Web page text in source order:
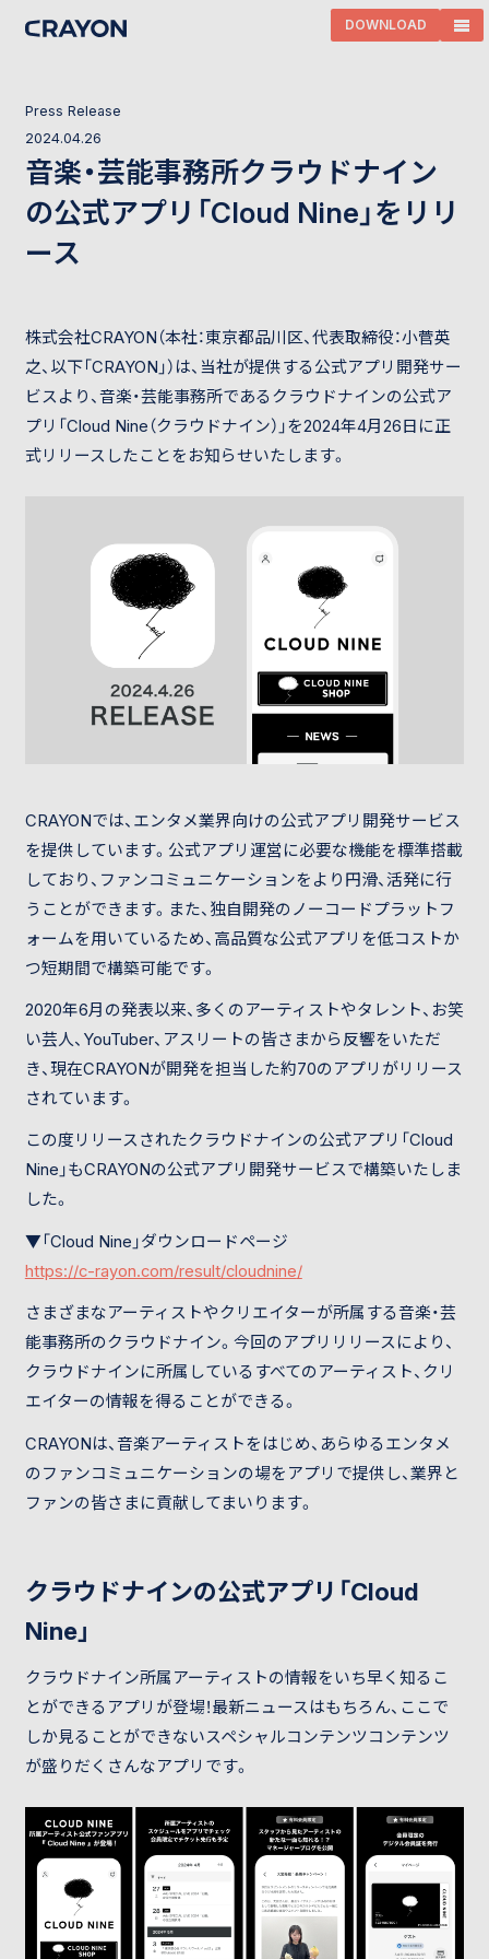
Press Release
2024.04.26
音楽・芸能事務所クラウドナイン
の公式アプリ「Cloud Nine」をリリ
ース
株式会社CRAYON（本社：東京都品川区、代表取締役：小菅英
之、以下「CRAYON」）は、当社が提供する公式アプリ開発サー
ビスより、音楽・芸能事務所であるクラウドナインの公式ア
プリ「Cloud Nine（クラウドナイン）」を2024年4月26日に正
式リリースしたことをお知らせいたします。
CRAYONでは、エンタメ業界向けの公式アプリ開発サービス
を提供しています。公式アプリ運営に必要な機能を標準搭載
しており、ファンコミュニケーションをより円滑、活発に行
うことができます。また、独自開発のノーコードプラットフ
ォームを用いているため、高品質な公式アプリを低コストか
つ短期間で構築可能です。
2020年6月の発表以来、多くのアーティストやタレント、お笑
い芸人、YouTuber、アスリートの皆さまから反響をいただ
き、現在CRAYONが開発を担当した約70のアプリがリリース
されています。
この度リリースされたクラウドナインの公式アプリ「Cloud
Nine」もCRAYONの公式アプリ開発サービスで構築いたしま
した。
▼「Cloud Nine」ダウンロードページ
https://c-rayon.com/result/cloudnine/
さまざまなアーティストやクリエイターが所属する音楽・芸
能事務所のクラウドナイン。今回のアプリリリースにより、
クラウドナインに所属しているすべてのアーティスト、クリ
エイターの情報を得ることができる。
CRAYONは、音楽アーティストをはじめ、あらゆるエンタメ
のファンコミュニケーションの場をアプリで提供し、業界と
ファンの皆さまに貢献してまいります。
クラウドナインの公式アプリ「Cloud
Nine」
クラウドナイン所属アーティストの情報をいち早く知るこ
とができるアプリが登場！最新ニュースはもちろん、ここで
しか見ることができないスペシャルコンテンツコンテンツ
が盛りだくさんなアプリです。
DOWNLOAD